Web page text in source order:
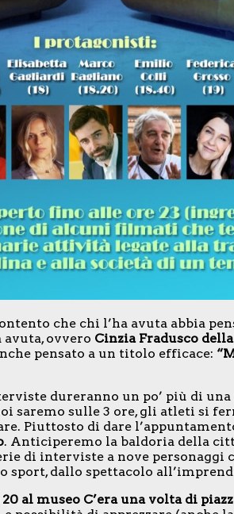
che chi l’ha avuta abbia
ovvero Cinzia Fradusco
pensato a un titolo efficace:
dureranno un po’ più di
saremo sulle 3 ore, gli atleti si
Piuttosto di dare
. Anticiperemo la baldoria della
di interviste a nove personaggi
sport, dallo spettacolo
al museo C’era una volta di